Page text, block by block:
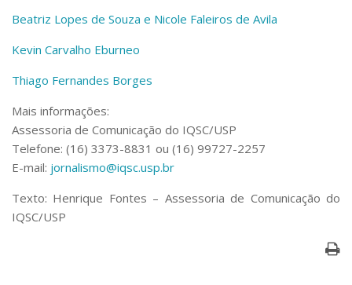
Beatriz Lopes de Souza e Nicole Faleiros de Avila
Kevin Carvalho Eburneo
Thiago Fernandes Borges
Mais informações:
Assessoria de Comunicação do IQSC/USP
Telefone: (16) 3373-8831 ou (16) 99727-2257
E-mail: jornalismo@iqsc.usp.br
Texto: Henrique Fontes – Assessoria de Comunicação do
IQSC/USP